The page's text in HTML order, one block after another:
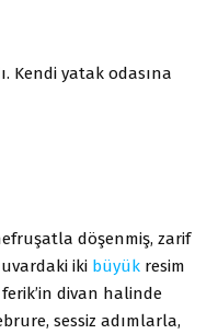
Kendi yatak odasına
döşenmiş, zarif
iki büyük resim
divan halinde
sessiz adımlarla,